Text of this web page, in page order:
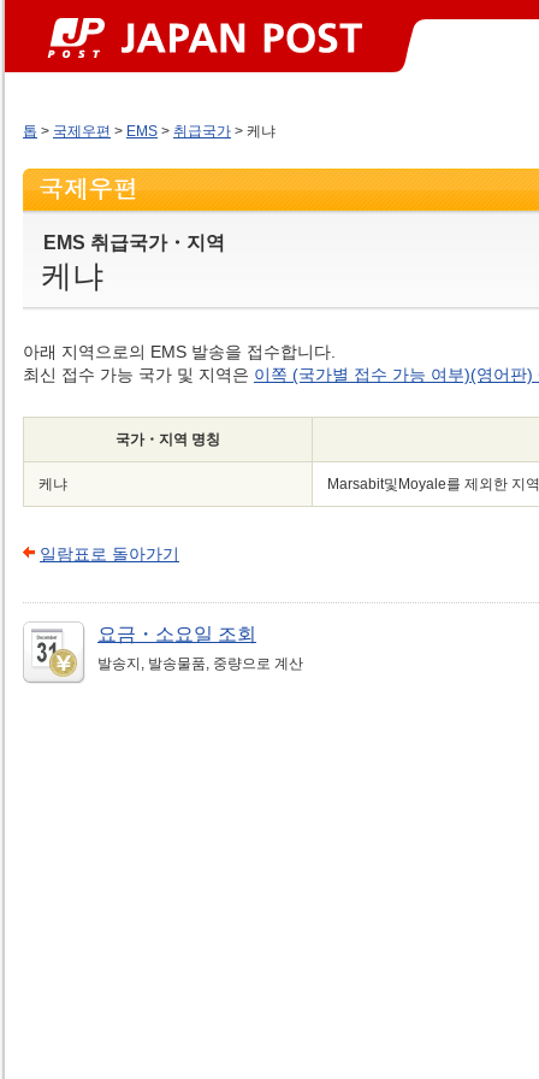
톱 > 국제우편 > EMS > 취급국가 > 케냐
EMS 취급국가・지역
케냐
아래 지역으로의 EMS 발송을 접수합니다.
최신 접수 가능 국가 및 지역은 이쪽 (국가별 접수 가능 여부)(영어판)
국가・지역 명칭
케냐 Marsabit및Moyale를 제외한 지역
일람표로 돌아가기
요금・소요일 조회
발송지, 발송물품, 중량으로 계산